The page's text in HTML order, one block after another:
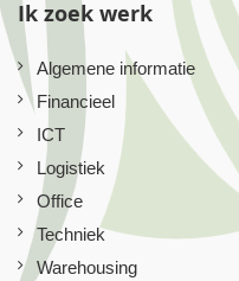
Ik zoek werk
Algemene informatie
Financieel
ICT
Logistiek
Office
Techniek
Warehousing